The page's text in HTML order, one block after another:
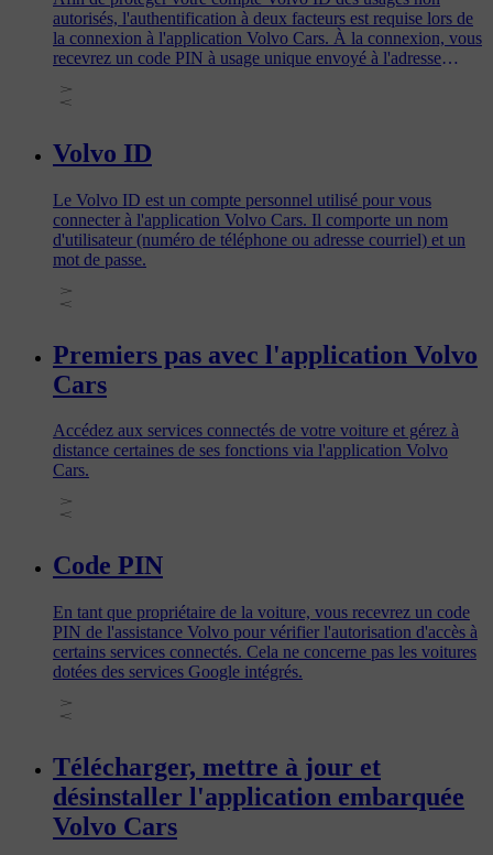
autorisés, l'authentification à deux facteurs est requise lors de
la connexion à l'application Volvo Cars. À la connexion, vous
recevrez un code PIN à usage unique envoyé à l'adresse
Saisissez ce code pour confirmer votre identité et accéder à
Volvo ID
Le Volvo ID est un compte personnel utilisé pour vous
connecter à l'application Volvo Cars. Il comporte un nom
d'utilisateur (numéro de téléphone ou adresse courriel) et un
mot de passe.
Premiers pas avec l'application Volvo
Cars
Accédez aux services connectés de votre voiture et gérez à
distance certaines de ses fonctions via l'application Volvo
Cars.
Code PIN
En tant que propriétaire de la voiture, vous recevrez un code
PIN de l'assistance Volvo pour vérifier l'autorisation d'accès à
certains services connectés. Cela ne concerne pas les voitures
dotées des services Google intégrés.
Télécharger, mettre à jour et
désinstaller l'application embarquée
Volvo Cars